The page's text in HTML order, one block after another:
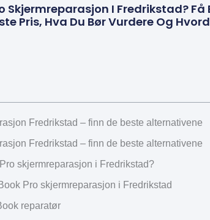
Skjermreparasjon I Fredrikstad?
Pris, Hva Du Bør Vurdere Og
Fredrikstad – finn de beste alternativene
Fredrikstad – finn de beste alternativene
skjermreparasjon i Fredrikstad?
Pro skjermreparasjon i Fredrikstad
reparatør